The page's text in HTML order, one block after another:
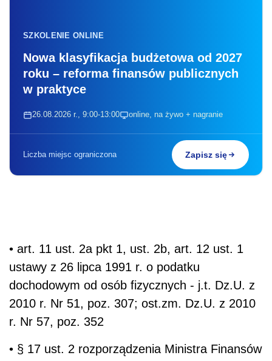
SZKOLENIE ONLINE
Nowa klasyfikacja budżetowa od 2027
roku – reforma finansów publicznych
w praktyce
26.08.2026 r., 9:00-13:00 online, na żywo + nagranie
Liczba miejsc ograniczona Zapisz się
• art. 11 ust. 2a pkt 1, ust. 2b, art. 12 ust. 1
ustawy z 26 lipca 1991 r. o podatku
dochodowym od osób fizycznych - j.t. Dz.U. z
2010 r. Nr 51, poz. 307; ost.zm. Dz.U. z 2010
r. Nr 57, poz. 352
• § 17 ust. 2 rozporządzenia Ministra Finansów